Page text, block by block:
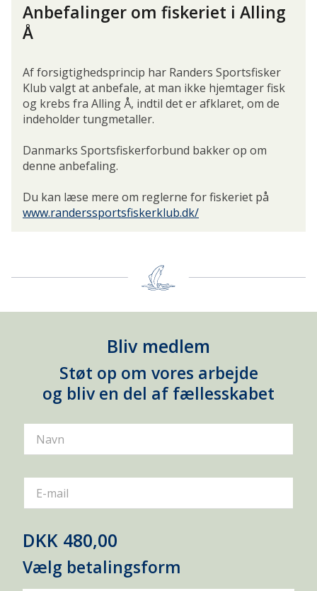
Anbefalinger om fiskeriet i Alling
Å
Af forsigtighedsprincip har Randers Sportsfisker
Klub valgt at anbefale, at man ikke hjemtager fisk
og krebs fra Alling Å, indtil det er afklaret, om de
indeholder tungmetaller.
Danmarks Sportsfiskerforbund bakker op om
denne anbefaling.
Du kan læse mere om reglerne for fiskeriet på
www.randerssportsfiskerklub.dk/
Bliv medlem
Støt op om vores arbejde
og bliv en del af fællesskabet
Navn
E-mail
DKK 480,00
Vælg betalingsform